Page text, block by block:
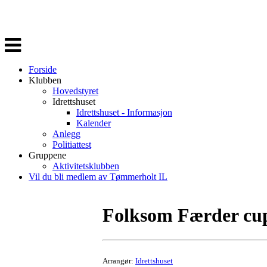
Veksle
navigasjon
Forside
Klubben
Hovedstyret
Idrettshuset
Idrettshuset - Informasjon
Kalender
Anlegg
Politiattest
Gruppene
Aktivitetsklubben
Vil du bli medlem av Tømmerholt IL
Folksom Færder
Arrangør: Idrettshuset